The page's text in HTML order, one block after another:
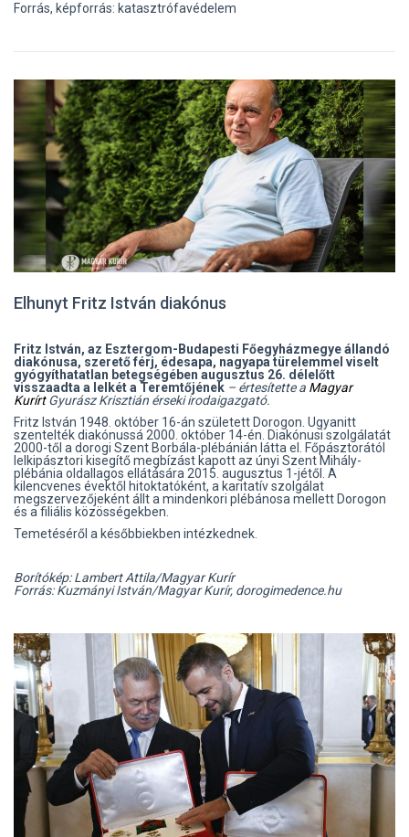
Forrás, képforrás: katasztrófavédelem
Elhunyt Fritz István diakónus
Fritz István, az Esztergom-Budapesti Főegyházmegye állandó
diakónusa, szerető férj, édesapa, nagyapa türelemmel viselt
gyógyíthatatlan betegségében augusztus 26. délelőtt
visszaadta a lelkét a Teremtőjének – értesítette a Magyar
KurírtGyurász Krisztián érseki irodaigazgató.
Fritz István 1948. október 16-án született Dorogon. Ugyanitt
szentelték diakónussá 2000. október 14-én. Diakónusi szolgálatát
2000-től a dorogi Szent Borbála-plébánián látta el. Főpásztorától
lelkipásztori kisegítő megbízást kapott az únyi Szent Mihály-
plébánia oldallagos ellátására 2015. augusztus 1-jétől. A
kilencvenes évektől hitoktatóként, a karitatív szolgálat
megszervezőjeként állt a mindenkori plébánosa mellett Dorogon
és a filiális közösségekben.
Temetéséről a későbbiekben intézkednek.
Borítókép: Lambert Attila/Magyar Kurír
Forrás: Kuzmányi István/Magyar Kurír, dorogimedence.hu